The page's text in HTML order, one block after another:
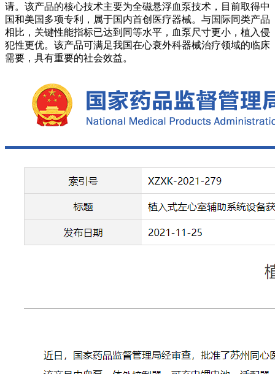
请。该产品的核心技术主要为全磁悬浮血泵技术，目前取得中
国和美国多项专利，属于国内首创医疗器械。与国际同类产品
相比，关键性能指标已达到同等水平，血泵尺寸更小，植入侵
犯性更优。该产品可满足我国在心衰外科器械治疗领域的临床
需要，具有重要的社会效益。